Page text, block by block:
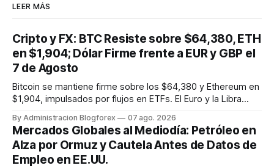
LEER MÁS
Cripto y FX: BTC Resiste sobre $64,380, ETH
en $1,904; Dólar Firme frente a EUR y GBP el
7 de Agosto
Bitcoin se mantiene firme sobre los $64,380 y Ethereum en
$1,904, impulsados por flujos en ETFs. El Euro y la Libra
ligeramente ante el Yen.
By Administracion Blogforex 07 ago. 2026
Mercados Globales al Mediodía: Petróleo en
Alza por Ormuz y Cautela Antes de Datos de
Empleo en EE.UU.